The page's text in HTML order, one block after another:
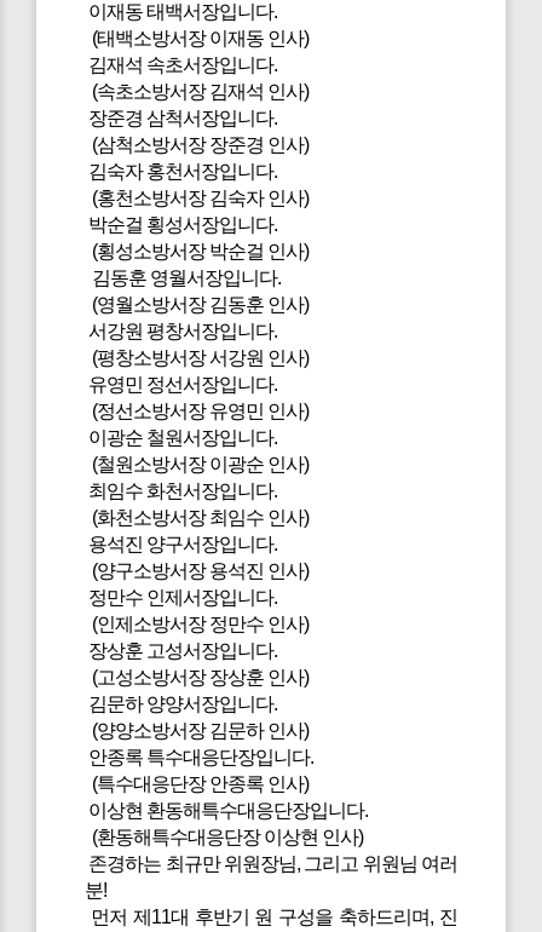
이재동 태백서장입니다.
(태백소방서장 이재동 인사)
김재석 속초서장입니다.
(속초소방서장 김재석 인사)
장준경 삼척서장입니다.
(삼척소방서장 장준경 인사)
김숙자 홍천서장입니다.
(홍천소방서장 김숙자 인사)
박순걸 횡성서장입니다.
(횡성소방서장 박순걸 인사)
김동훈 영월서장입니다.
(영월소방서장 김동훈 인사)
서강원 평창서장입니다.
(평창소방서장 서강원 인사)
유영민 정선서장입니다.
(정선소방서장 유영민 인사)
이광순 철원서장입니다.
(철원소방서장 이광순 인사)
최임수 화천서장입니다.
(화천소방서장 최임수 인사)
용석진 양구서장입니다.
(양구소방서장 용석진 인사)
정만수 인제서장입니다.
(인제소방서장 정만수 인사)
장상훈 고성서장입니다.
(고성소방서장 장상훈 인사)
김문하 양양서장입니다.
(양양소방서장 김문하 인사)
안종록 특수대응단장입니다.
(특수대응단장 안종록 인사)
이상현 환동해특수대응단장입니다.
(환동해특수대응단장 이상현 인사)
존경하는 최규만 위원장님, 그리고 위원님 여러
분!
먼저 제11대 후반기 원 구성을 축하드리며, 진